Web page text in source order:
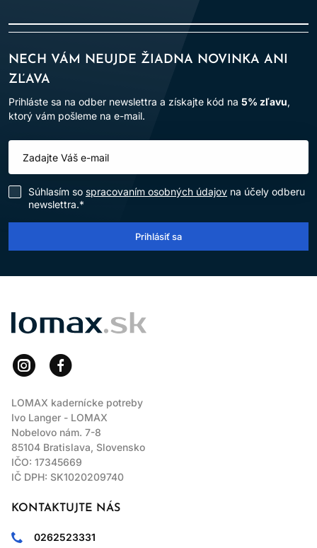
NECH VÁM NEUJDE ŽIADNA NOVINKA ANI
ZĽAVA
Prihláste sa na odber newslettra a získajte kód na 5% zľavu,
ktorý vám pošleme na e-mail.
Súhlasím so spracovaním osobných údajov na účely odberu
newslettra.*
Prihlásiť sa
LOMAX
LOMAX kadernícke potreby
Ivo Langer - LOMAX
Nobelovo nám. 7-8
85104 Bratislava, Slovensko
IČO: 17345669
IČ DPH: SK1020209740
KONTAKTUJTE NÁS
0262523331